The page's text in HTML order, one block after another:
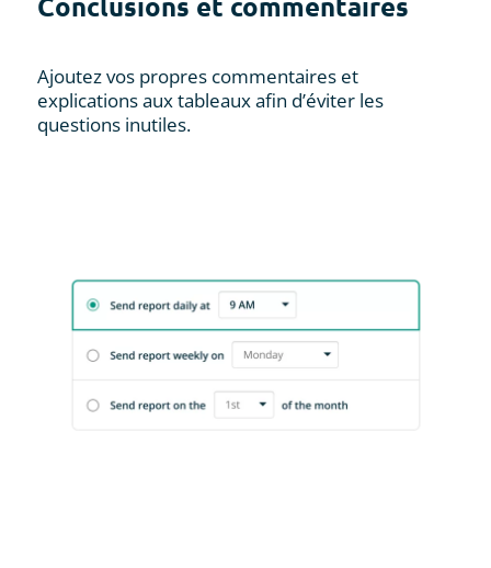
Ajoutez vos propres commentaires et
explications aux tableaux afin d’éviter les
questions inutiles.